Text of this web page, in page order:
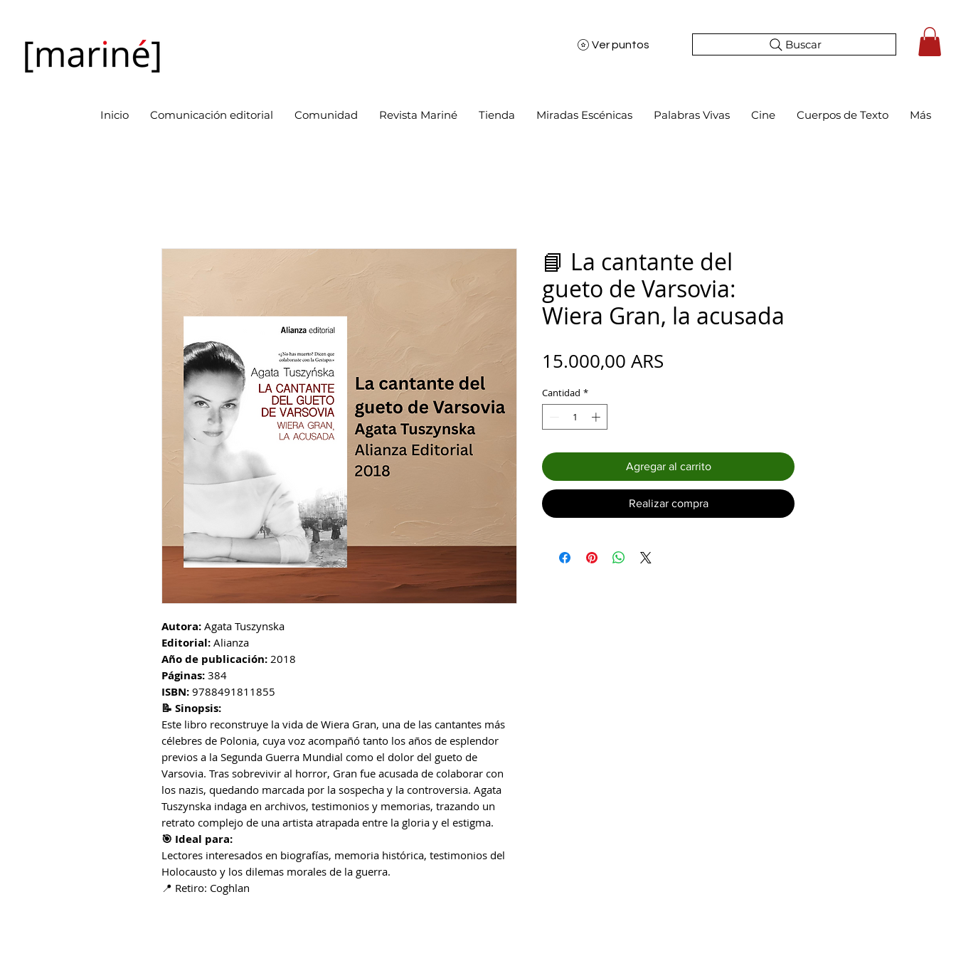
Ver puntos Buscar
Inicio Comunicación editorial Comunidad Revista Mariné Tienda Miradas Escénicas Palabras Vivas Cine Cuerpos de Texto Más
Autora: Agata Tuszynska
Editorial: Alianza
Año de publicación: 2018
Páginas: 384
ISBN: 9788491811855
📝 Sinopsis:
Este libro reconstruye la vida de Wiera Gran, una de las cantantes más
célebres de Polonia, cuya voz acompañó tanto los años de esplendor
previos a la Segunda Guerra Mundial como el dolor del gueto de
Varsovia. Tras sobrevivir al horror, Gran fue acusada de colaborar con
los nazis, quedando marcada por la sospecha y la controversia. Agata
Tuszynska indaga en archivos, testimonios y memorias, trazando un
retrato complejo de una artista atrapada entre la gloria y el estigma.
🎯 Ideal para:
Lectores interesados en biografías, memoria histórica, testimonios del
Holocausto y los dilemas morales de la guerra.
📍 Retiro: Coghlan
📘 La cantante del
gueto de Varsovia:
Wiera Gran, la acusada
15.000,00 ARS
Cantidad *
Agregar al carrito
Realizar compra